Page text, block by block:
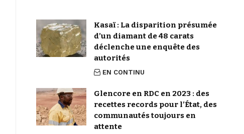
Kasaï : La disparition présumée
d’un diamant de 48 carats
déclenche une enquête des
autorités
EN CONTINU
Glencore en RDC en 2023 : des
recettes records pour l’État, des
communautés toujours en
attente